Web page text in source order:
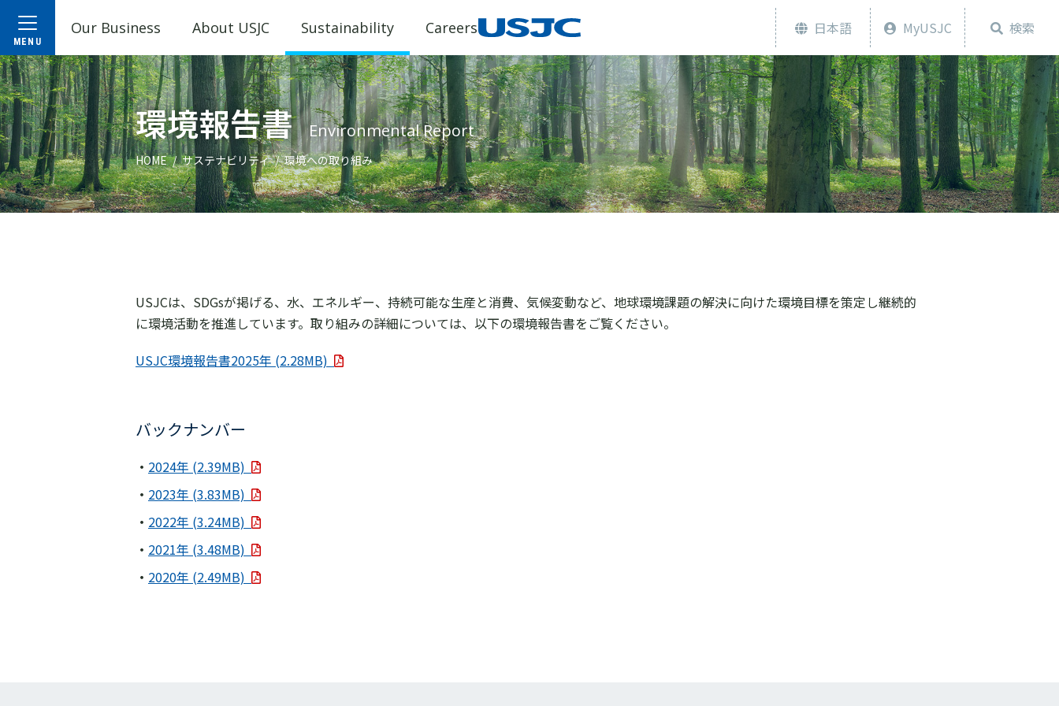
Our Business About USJC Sustainability Careers 日本語 MyUSJC 検索
環境報告書 Environmental Report
HOME サステナビリティ 環境への取り組み
USJCは、SDGsが掲げる、水、エネルギー、持続可能な生産と消費、気候変動など、地球環境課題の解決に向けた環境目標を策定し継続的
に環境活動を推進しています。取り組みの詳細については、以下の環境報告書をご覧ください。
USJC環境報告書2025年 (2.28MB)
バックナンバー
2024年 (2.39MB)
2023年 (3.83MB)
2022年 (3.24MB)
2021年 (3.48MB)
2020年 (2.49MB)